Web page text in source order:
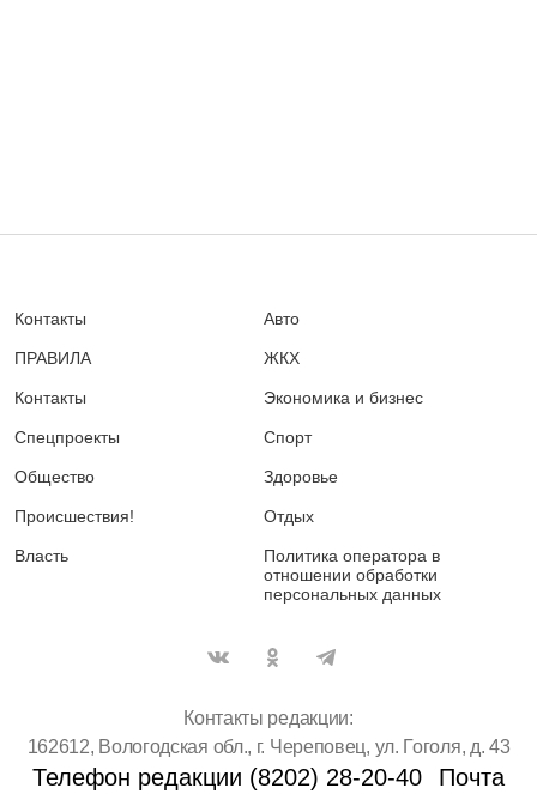
Контакты
ПРАВИЛА
Контакты
Спецпроекты
Общество
Происшествия!
Власть
Авто
ЖКХ
Экономика и бизнес
Спорт
Здоровье
Отдых
Политика оператора в
отношении обработки
персональных данных
Контакты редакции:
162612, Вологодская обл., г. Череповец, ул. Гоголя, д. 43
Телефон редакции (8202) 28-20-40 Почта